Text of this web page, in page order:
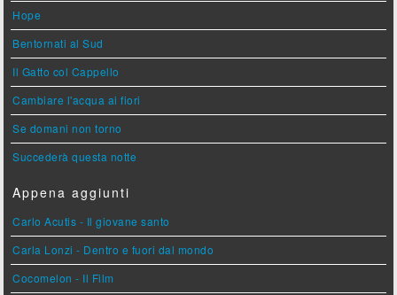
Hope
Bentornati al Sud
Il Gatto col Cappello
Cambiare l'acqua ai fiori
Se domani non torno
Succederà questa notte
Appena aggiunti
Carlo Acutis - Il giovane santo
Carla Lonzi - Dentro e fuori dal mondo
Cocomelon - Il Film